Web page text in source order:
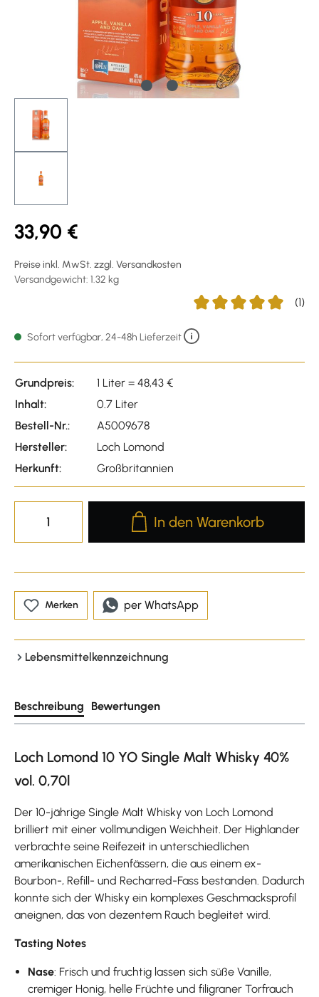
33,90 €
Preise inkl. MwSt. zzgl. Versandkosten
Versandgewicht: 1.32 kg
(1)
Sofort verfügbar, 24-48h Lieferzeit
Grundpreis:
1 Liter = 48,43 €
Inhalt:
0.7 Liter
Bestell-Nr.:
A5009678
Hersteller:
Loch Lomond
Herkunft:
Großbritannien
Produkt Anzahl: Gib den
In den Warenkorb
Merken per WhatsApp
Lebensmittelkennzeichnung
Beschreibung Bewertungen
Loch Lomond 10 YO Single Malt Whisky 40%
vol. 0,70l
Der 10-jährige Single Malt Whisky von Loch Lomond
brilliert mit einer vollmundigen Weichheit. Der Highlander
verbrachte seine Reifezeit in unterschiedlichen
amerikanischen Eichenfässern, die aus einem ex-
Bourbon-, Refill- und Recharred-Fass bestanden. Dadurch
konnte sich der Whisky ein komplexes Geschmacksprofil
aneignen, das von dezentem Rauch begleitet wird.
Tasting Notes
Nase: Frisch und fruchtig lassen sich süße Vanille,
cremiger Honig, helle Früchte und filigraner Torfrauch